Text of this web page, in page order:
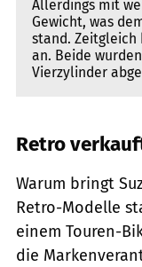
Allerdings mit
Gewicht, was
stand. Zeitgleich
an. Beide
Vierzylinder
Retro
Warum bringt
Retro-Modelle
einem Touren-
die